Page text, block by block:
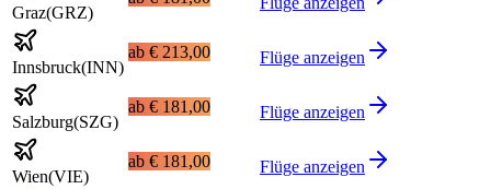
Graz(GRZ)
Innsbruck(INN)
ab € 213,00 Flüge anzeigen
Salzburg(SZG)
ab € 181,00 Flüge anzeigen
Wien(VIE)
ab € 181,00 Flüge anzeigen